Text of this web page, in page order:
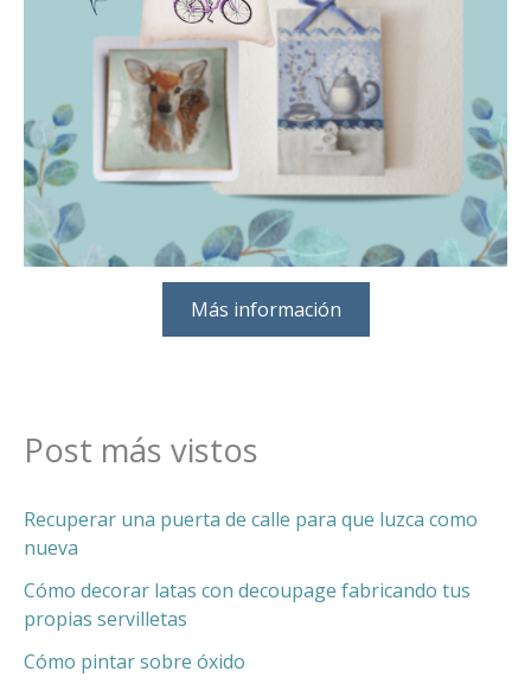
Más información
Post más vistos
Recuperar una puerta de calle para que luzca como
nueva
Cómo decorar latas con decoupage fabricando tus
propias servilletas
Cómo pintar sobre óxido